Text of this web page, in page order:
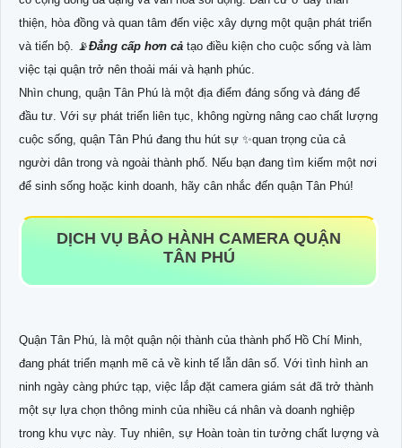
thiện, hòa đồng và quan tâm đến việc xây dựng một quận phát triển
và tiến bộ. 📡Đẳng cấp hơn cả tạo điều kiện cho cuộc sống và làm
việc tại quận trở nên thoải mái và hạnh phúc.
Nhìn chung, quận Tân Phú là một địa điểm đáng sống và đáng để
đầu tư. Với sự phát triển liên tục, không ngừng nâng cao chất lượng
cuộc sống, quận Tân Phú đang thu hút sự ✨quan trọng của cả
người dân trong và ngoài thành phố. Nếu bạn đang tìm kiếm một nơi
để sinh sống hoặc kinh doanh, hãy cân nhắc đến quận Tân Phú!
DỊCH VỤ BẢO HÀNH CAMERA QUẬN
TÂN PHÚ
Quận Tân Phú, là một quận nội thành của thành phố Hồ Chí Minh,
đang phát triển mạnh mẽ cả về kinh tế lẫn dân số. Với tình hình an
ninh ngày càng phức tạp, việc lắp đặt camera giám sát đã trở thành
một sự lựa chọn thông minh của nhiều cá nhân và doanh nghiệp
trong khu vực này. Tuy nhiên, sự Hoàn toàn tin tưởng chất lượng và